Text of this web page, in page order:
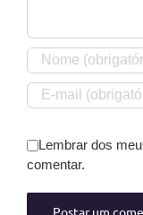
Lembrar dos
comentar.